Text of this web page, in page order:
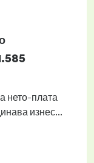
нето-плата
изнес...